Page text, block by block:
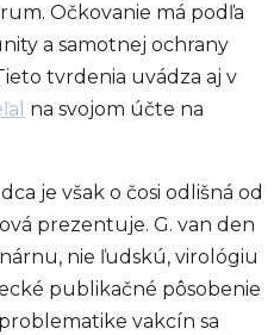
Očkovanie má podľa
a samotnej ochrany
tvrdenia uvádza aj v
na svojom účte na
je však o čosi odlišná od
prezentuje. G. van den
nie ľudskú, virológiu
publikačné pôsobenie
vakcín sa